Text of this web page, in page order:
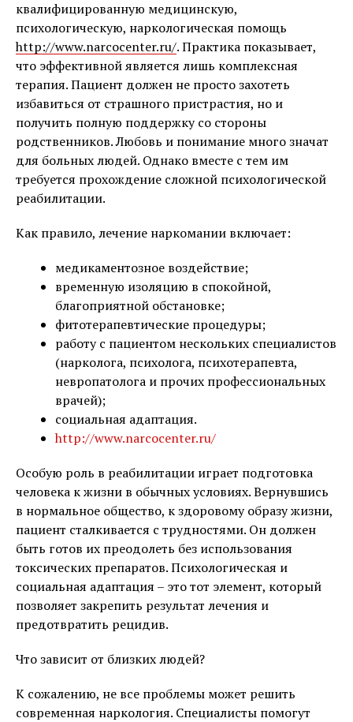
квалифицированную медицинскую,
психологическую, наркологическая помощь
http://www.narcocenter.ru/. Практика показывает,
что эффективной является лишь комплексная
терапия. Пациент должен не просто захотеть
избавиться от страшного пристрастия, но и
получить полную поддержку со стороны
родственников. Любовь и понимание много значат
для больных людей. Однако вместе с тем им
требуется прохождение сложной психологической
реабилитации.
Как правило, лечение наркомании включает:
медикаментозное воздействие;
временную изоляцию в спокойной,
благоприятной обстановке;
фитотерапевтические процедуры;
работу с пациентом нескольких специалистов
(нарколога, психолога, психотерапевта,
невропатолога и прочих профессиональных
врачей);
социальная адаптация.
http://www.narcocenter.ru/
Особую роль в реабилитации играет подготовка
человека к жизни в обычных условиях. Вернувшись
в нормальное общество, к здоровому образу жизни,
пациент сталкивается с трудностями. Он должен
быть готов их преодолеть без использования
токсических препаратов. Психологическая и
социальная адаптация – это тот элемент, который
позволяет закрепить результат лечения и
предотвратить рецидив.
Что зависит от близких людей?
К сожалению, не все проблемы может решить
современная наркология. Специалисты помогут